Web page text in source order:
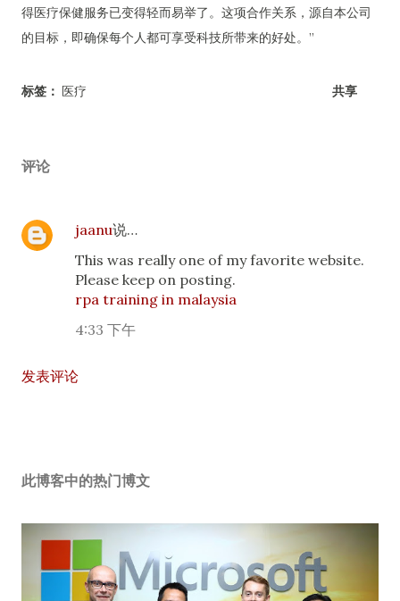
得医疗保健服务已变得轻而易举了。这项合作关系，源自本公司
的目标，即确保每个人都可享受科技所带来的好处。”
标签： 医疗 共享
评论
jaanu说…
This was really one of my favorite website.
Please keep on posting.
rpa training in malaysia
4:33 下午
发表评论
此博客中的热门博文